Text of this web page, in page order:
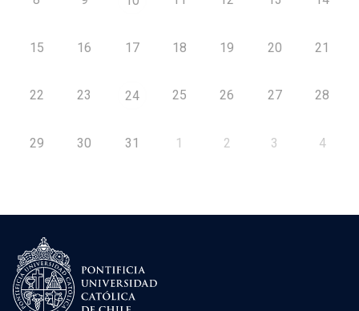
15 16 17 18 19 20 21
22 23 24 25 26 27 28
29 30 31 1 2 3 4